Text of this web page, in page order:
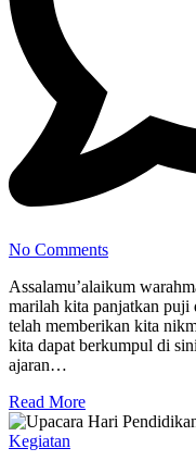
No Comments
Assalamu’alaikum
marilah kita panjatkan
telah memberikan kita
kita dapat berkumpul di
ajaran…
Read More
Kegiatan